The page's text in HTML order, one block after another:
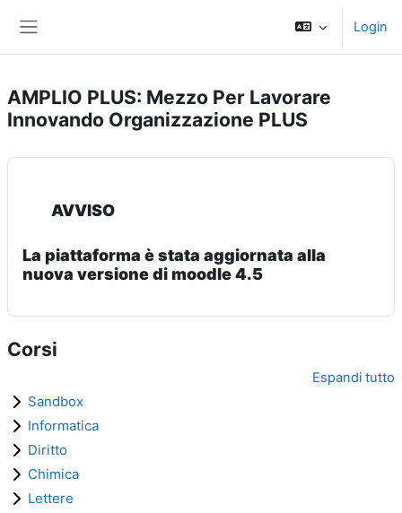
Login
AMPLIO PLUS: Mezzo Per Lavorare
Innovando Organizzazione PLUS
AVVISO
La piattaforma è stata aggiornata alla
nuova versione di moodle 4.5
Corsi
Espandi tutto
Sandbox
Informatica
Diritto
Chimica
Lettere